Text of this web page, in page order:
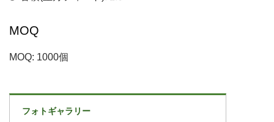
MOQ
MOQ: 1000個
フォトギャラリー